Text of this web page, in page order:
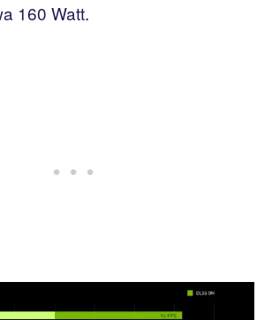
160 Watt.